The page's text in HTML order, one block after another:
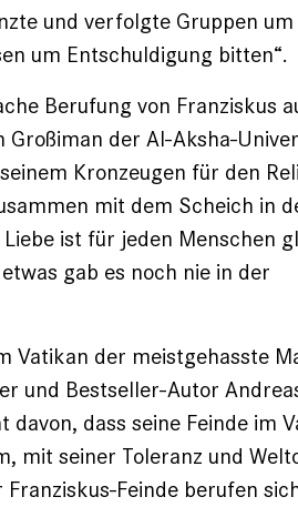
und verfolgte Gruppen um
um Entschuldigung bitten“.
Berufung von Franziskus
der Al-Aksha-
Kronzeugen für den
mit dem Scheich in
ist für jeden Menschen
gab es noch nie in der
Vatikan der meistgehasste
und Bestseller-Autor
davon, dass seine Feinde im
mit seiner Toleranz und
Feinde berufen